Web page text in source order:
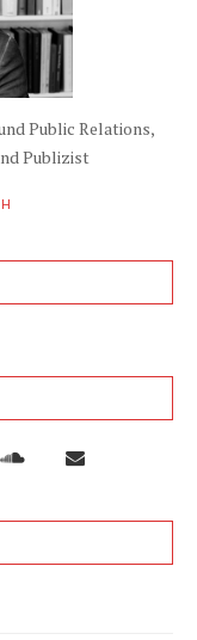
Public Relations,
Publizist